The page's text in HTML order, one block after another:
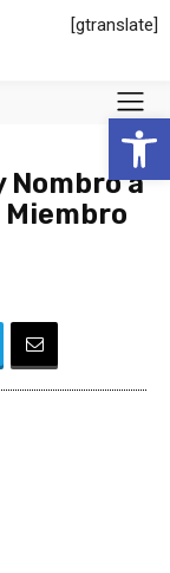
Abrir
[gtranslate]
Nombró a
Miembro